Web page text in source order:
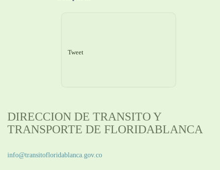
Tweet
DIRECCION DE TRANSITO Y
TRANSPORTE DE FLORIDABLANCA
info@transitofloridablanca.gov.co